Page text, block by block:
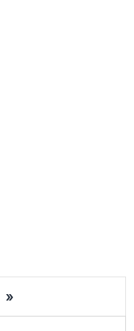
»
Pengeroyokan